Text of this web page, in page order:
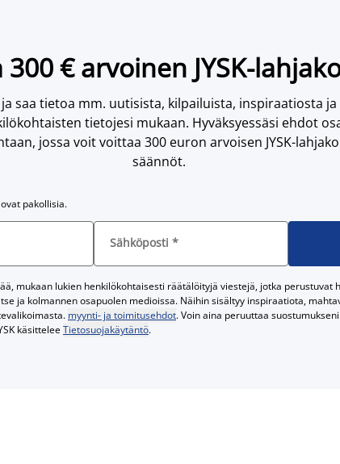
300 € arvoinen JYSK-
ja saa tietoa mm. uutisista, kilpailuista, inspiraatiosta
tietojesi mukaan. Hyväksyessäsi ehdot
jossa voit voittaa 300 euron arvoisen JYSK-
säännöt.
pakollisia.
Sähköposti *
mukaan lukien henkilökohtaisesti räätälöityjä viestejä, jotka perustuvat
ja kolmannen osapuolen medioissa. Näihin sisältyy inspiraatiota,
myynti- ja toimitusehdot. Voin aina peruuttaa
käsitteleeTietosuojakäytäntö.